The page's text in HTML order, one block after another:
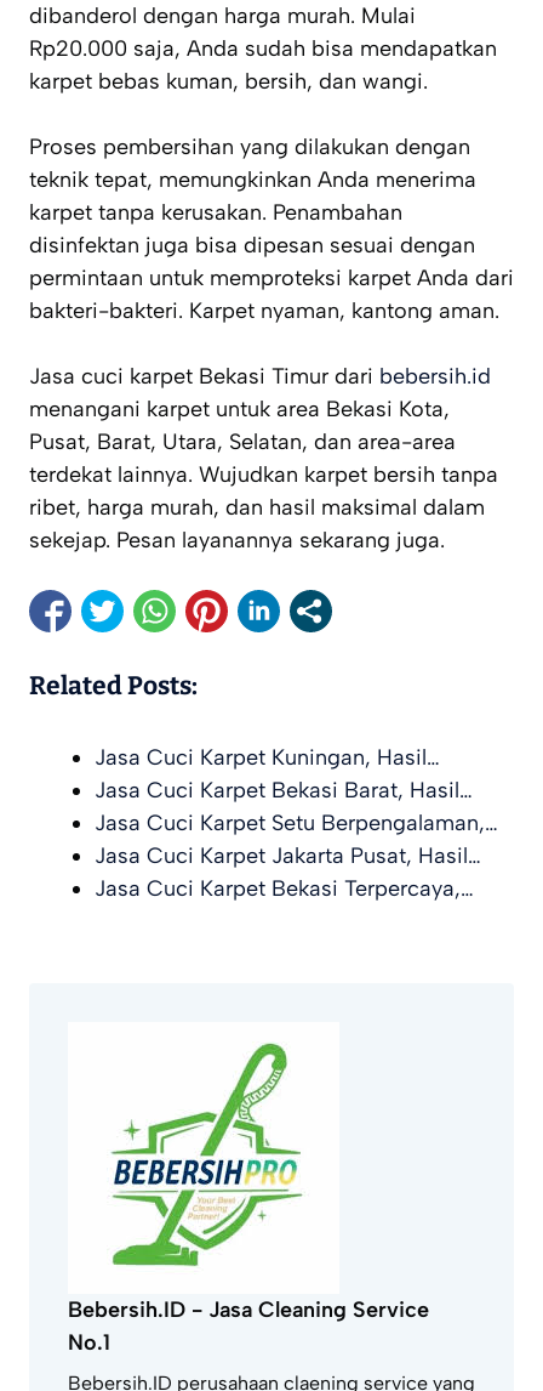
dibanderol dengan harga murah. Mulai
Rp20.000 saja, Anda sudah bisa mendapatkan
karpet bebas kuman, bersih, dan wangi.
Proses pembersihan yang dilakukan dengan
teknik tepat, memungkinkan Anda menerima
karpet tanpa kerusakan. Penambahan
disinfektan juga bisa dipesan sesuai dengan
permintaan untuk memproteksi karpet Anda dari
bakteri-bakteri. Karpet nyaman, kantong aman.
Jasa cuci karpet Bekasi Timur dari bebersih.id
menangani karpet untuk area Bekasi Kota,
Pusat, Barat, Utara, Selatan, dan area-area
terdekat lainnya. Wujudkan karpet bersih tanpa
ribet, harga murah, dan hasil maksimal dalam
sekejap. Pesan layanannya sekarang juga.
Related Posts:
Jasa Cuci Karpet Kuningan, Hasil…
Jasa Cuci Karpet Bekasi Barat, Hasil…
Jasa Cuci Karpet Setu Berpengalaman,…
Jasa Cuci Karpet Jakarta Pusat, Hasil…
Jasa Cuci Karpet Bekasi Terpercaya,…
Bebersih.ID - Jasa Cleaning Service
No.1
Bebersih.ID perusahaan claening service yang